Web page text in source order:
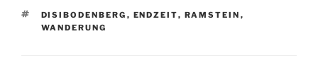
SCHLAGWÖRTER
DISIBODENBERG , ENDZEIT, RAMSTEIN ,
WANDERUNG